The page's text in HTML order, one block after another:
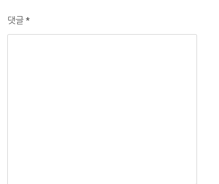
댓글 *